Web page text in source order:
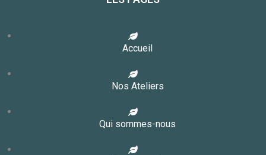
Accueil
Nos Ateliers
Qui sommes-nous